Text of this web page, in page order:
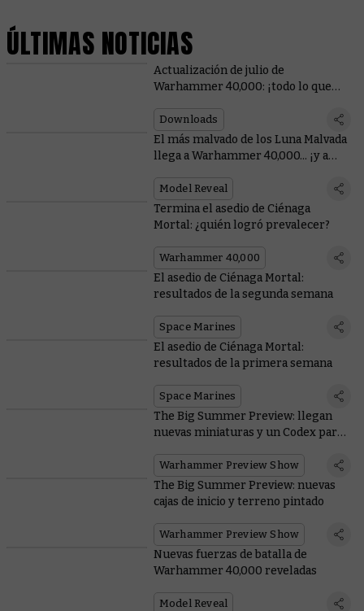
ÚLTIMAS NOTICIAS
Actualización de julio de
Warhammer 40,000: ¡todo lo que
Downloads
El más malvado de los Luna Malvada
llega a Warhammer 40,000... ¡y a
Model Reveal
Termina el asedio de Ciénaga
Mortal: ¿quién logró prevalecer?
Warhammer 40,000
El asedio de Ciénaga Mortal:
resultados de la segunda semana
Space Marines
El asedio de Ciénaga Mortal:
resultados de la primera semana
Space Marines
The Big Summer Preview: llegan
nuevas miniaturas y un Codex para
Warhammer Preview Show
The Big Summer Preview: nuevas
cajas de inicio y terreno pintado
Warhammer Preview Show
Nuevas fuerzas de batalla de
Warhammer 40,000 reveladas
Model Reveal